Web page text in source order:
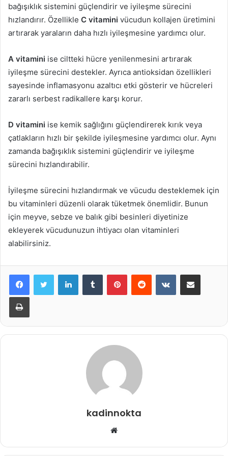
bağışıklık sistemini güçlendirir ve iyileşme sürecini
hızlandırır. Özellikle C vitamini vücudun kollajen üretimini
artırarak yaraların daha hızlı iyileşmesine yardımcı olur.
A vitamini ise ciltteki hücre yenilenmesini artırarak
iyileşme sürecini destekler. Ayrıca antioksidan özellikleri
sayesinde inflamasyonu azaltıcı etki gösterir ve hücreleri
zararlı serbest radikallere karşı korur.
D vitamini ise kemik sağlığını güçlendirerek kırık veya
çatlakların hızlı bir şekilde iyileşmesine yardımcı olur. Aynı
zamanda bağışıklık sistemini güçlendirir ve iyileşme
sürecini hızlandırabilir.
İyileşme sürecini hızlandırmak ve vücudu desteklemek için
bu vitaminleri düzenli olarak tüketmek önemlidir. Bunun
için meyve, sebze ve balık gibi besinleri diyetinize
ekleyerek vücudunuzun ihtiyacı olan vitaminleri
alabilirsiniz.
LinkedInTumblr PinterestReddit VKontakteE-Posta ile paylaş
Yazdır
kadinnokta
Web